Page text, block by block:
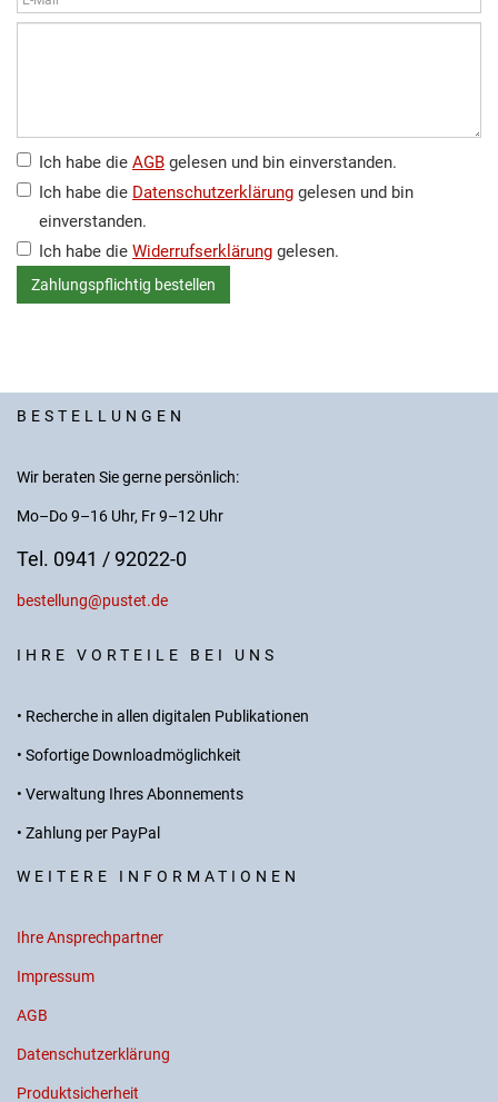
Ich habe die AGB gelesen und bin einverstanden.
Ich habe die Datenschutzerklärung gelesen und bin
einverstanden.
Ich habe die Widerrufserklärung gelesen.
BESTELLUNGEN
Wir beraten Sie gerne persönlich:
Mo–Do 9–16 Uhr, Fr 9–12 Uhr
Tel. 0941 / 92022-0
bestellung@pustet.de
IHRE VORTEILE BEI UNS
• Recherche in allen digitalen Publikationen
• Sofortige Downloadmöglichkeit
• Verwaltung Ihres Abonnements
• Zahlung per PayPal
WEITERE INFORMATIONEN
Ihre Ansprechpartner
Impressum
AGB
Datenschutzerklärung
Produktsicherheit